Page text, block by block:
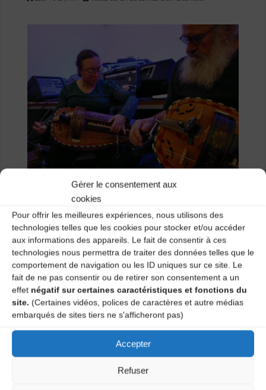
Gérer le consentement aux
cookies
Pour offrir les meilleures expériences, nous utilisons des
technologies telles que les cookies pour stocker et/ou accéder
aux informations des appareils. Le fait de consentir à ces
technologies nous permettra de traiter des données telles que le
comportement de navigation ou les ID uniques sur ce site. Le
fait de ne pas consentir ou de retirer son consentement a un
effet négatif sur certaines caractéristiques et fonctions du
site. (Certaines vidéos, polices de caractères et autre médias
embarqués de sites tiers ne s'afficheront pas)
Accepter
Refuser
Previous image
Next image
Laisser un
commentaire
Votre adresse e-mail ne sera pas publiée.